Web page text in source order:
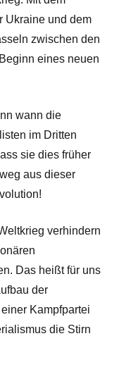
Ukraine und dem
zwischen den
eines neuen
wann die
im Dritten
sie dies früher
aus dieser
verhindern
Das heißt für uns
der
Kampfpartei
die Stirn